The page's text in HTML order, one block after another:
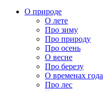
О природе
О лете
Про зиму
Про природу
Про осень
О весне
Про березу
О временах года
Про лес